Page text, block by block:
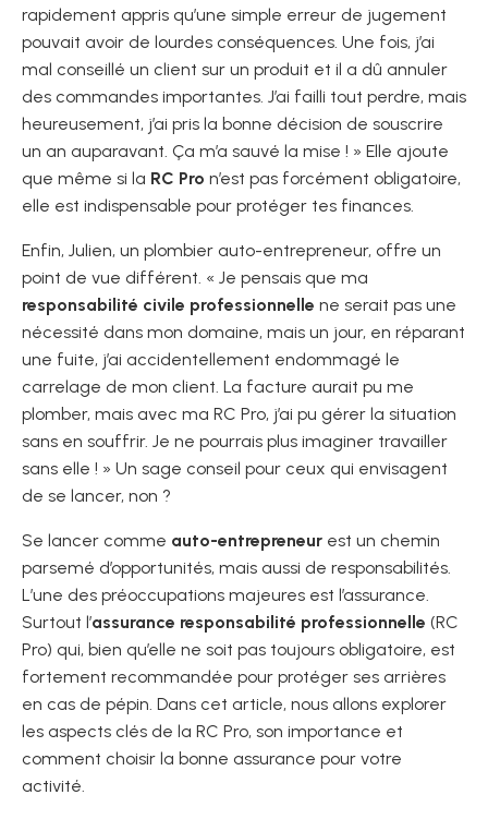
rapidement appris qu’une simple erreur de jugement
pouvait avoir de lourdes conséquences. Une fois, j’ai
mal conseillé un client sur un produit et il a dû annuler
des commandes importantes. J’ai failli tout perdre, mais
heureusement, j’ai pris la bonne décision de souscrire
un an auparavant. Ça m’a sauvé la mise ! » Elle ajoute
que même si la RC Pro n’est pas forcément obligatoire,
elle est indispensable pour protéger tes finances.
Enfin, Julien, un plombier auto-entrepreneur, offre un
point de vue différent. « Je pensais que ma
responsabilité civile professionnelle ne serait pas une
nécessité dans mon domaine, mais un jour, en réparant
une fuite, j’ai accidentellement endommagé le
carrelage de mon client. La facture aurait pu me
plomber, mais avec ma RC Pro, j’ai pu gérer la situation
sans en souffrir. Je ne pourrais plus imaginer travailler
sans elle ! » Un sage conseil pour ceux qui envisagent
de se lancer, non ?
Se lancer comme auto-entrepreneur est un chemin
parsemé d’opportunités, mais aussi de responsabilités.
L’une des préoccupations majeures est l’assurance.
Surtout l’assurance responsabilité professionnelle (RC
Pro) qui, bien qu’elle ne soit pas toujours obligatoire, est
fortement recommandée pour protéger ses arrières
en cas de pépin. Dans cet article, nous allons explorer
les aspects clés de la RC Pro, son importance et
comment choisir la bonne assurance pour votre
activité.